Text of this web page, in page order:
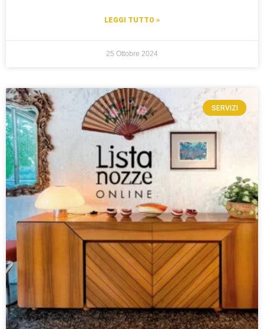
LEGGI TUTTO »
25 Ottobre 2024
SERVIZI